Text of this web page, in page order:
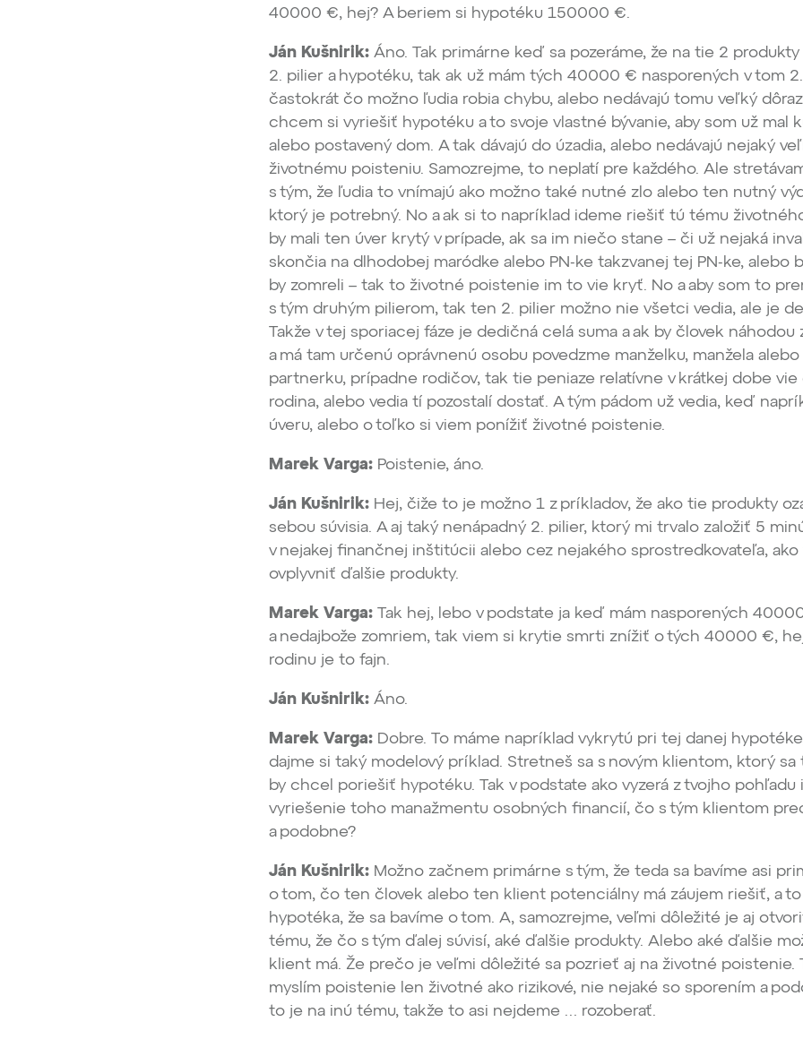
40000 €, hej? A beriem si hypotéku 150000 €.
Ján Kušnirik:Áno. Tak primárne keď sa pozeráme, že na tie 2 produkty
2. pilier a hypotéku, tak ak už mám tých 40000 € nasporených v tom
častokrát čo možno ľudia robia chybu, alebo nedávajú tomu veľký
chcem si vyriešiť hypotéku a to svoje vlastné bývanie, aby som už mal
alebo postavený dom. A tak dávajú do úzadia, alebo nedávajú nejaký
životnému poisteniu. Samozrejme, to neplatí pre každého. Ale
s tým, že ľudia to vnímajú ako možno také nutné zlo alebo ten nutný
ktorý je potrebný. No a ak si to napríklad ideme riešiť tú tému
by mali ten úver krytý v prípade, ak sa im niečo stane – či už nejaká
skončia na dlhodobej maródke alebo PN-ke takzvanej tej PN-ke, alebo
by zomreli – tak to životné poistenie im to vie kryť. No a aby som to
s tým druhým pilierom, tak ten 2. pilier možno nie všetci vedia, ale je
Takže v tej sporiacej fáze je dedičná celá suma a ak by človek náhodou
a má tam určenú oprávnenú osobu povedzme manželku, manžela
partnerku, prípadne rodičov, tak tie peniaze relatívne v krátkej dobe
rodina, alebo vedia tí pozostalí dostať. A tým pádom už vedia, keď
úveru, alebo o toľko si viem ponížiť životné poistenie.
Marek Varga:Poistenie, áno.
Ján Kušnirik:Hej, čiže to je možno 1 z príkladov, že ako tie produkty
sebou súvisia. A aj taký nenápadný 2. pilier, ktorý mi trvalo založiť 5
v nejakej finančnej inštitúcii alebo cez nejakého sprostredkovateľa, ako
ovplyvniť ďalšie produkty.
Marek Varga:Tak hej, lebo v podstate ja keď mám nasporených
a nedajbože zomriem, tak viem si krytie smrti znížiť o tých 40000 €,
rodinu je to fajn.
Ján Kušnirik:Áno.
Marek Varga:Dobre. To máme napríklad vykrytú pri tej danej
dajme si taký modelový príklad. Stretneš sa s novým klientom, ktorý sa
by chcel poriešiť hypotéku. Tak v podstate ako vyzerá z tvojho pohľadu
vyriešenie toho manažmentu osobných financií, čo s tým klientom
a podobne?
Ján Kušnirik:Možno začnem primárne s tým, že teda sa bavíme asi
o tom, čo ten človek alebo ten klient potenciálny má záujem riešiť, a to
hypotéka, že sa bavíme o tom. A, samozrejme, veľmi dôležité je aj
tému, že čo s tým ďalej súvisí, aké ďalšie produkty. Alebo aké ďalšie
klient má. Že prečo je veľmi dôležité sa pozrieť aj na životné poistenie.
myslím poistenie len životné ako rizikové, nie nejaké so sporením a
to je na inú tému, takže to asi nejdeme … rozoberať.